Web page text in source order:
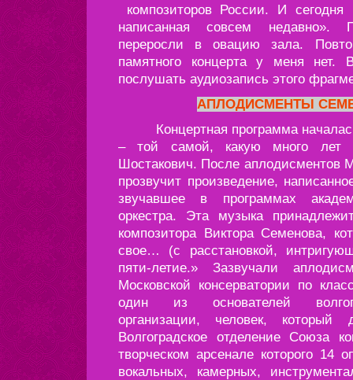
композиторов России. И сегодня
написанная совсем недавно».
переросли в овацию зала.
памятного концерта у меня нет.
послушать аудиозапись этого
АПЛОДИСМЕНТЫ
Концертная программа
– той самой, какую много лет
Шостакович. После аплодисментов
прозвучит произведение,
звучавшее в программах
оркестра. Эта музыка
композитора Виктора Семенова,
свое… (с расстановкой,
пяти-летие.» Зазвучали
Московской консерватории по
один из основателей
организации, человек, который
Волгоградское отделение Союза
творческом арсенале которого 14
вокальных, камерных,